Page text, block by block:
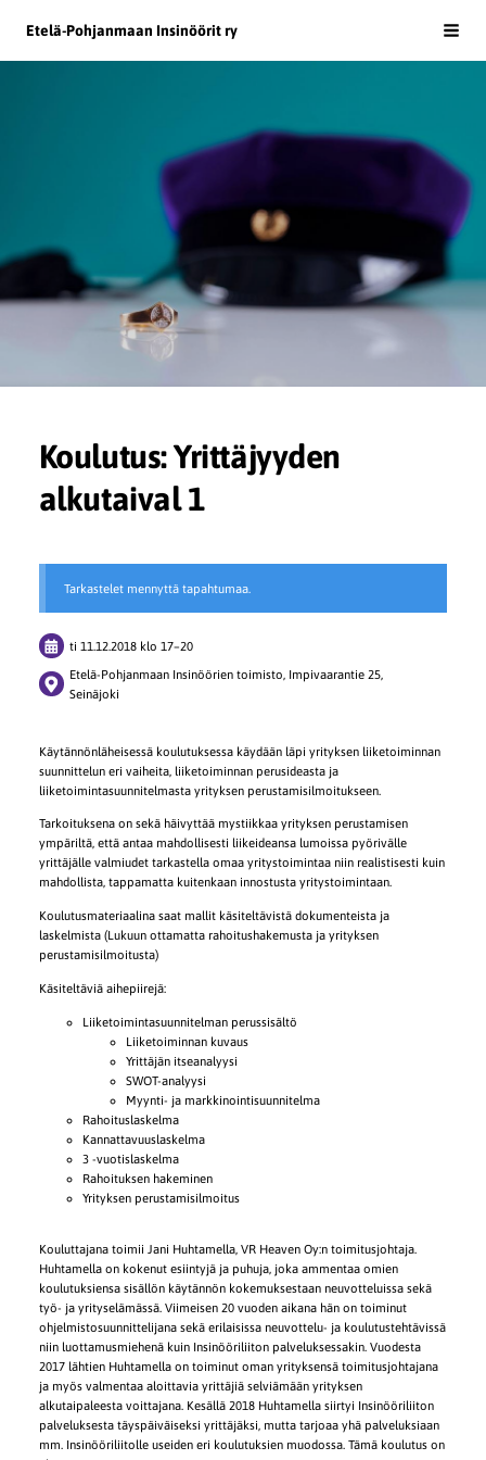
sivun
sisältöön
Etelä-Pohjanmaan Insinöörit ry
Koulutus: Yrittäjyyden
alkutaival 1
Tarkastelet mennyttä tapahtumaa.
ti 11.12.2018 klo 17–20
Etelä-Pohjanmaan Insinöörien toimisto, Impivaarantie 25,
Seinäjoki
Käytännönläheisessä koulutuksessa käydään läpi yrityksen liiketoiminnan
suunnittelun eri vaiheita, liiketoiminnan perusideasta ja
liiketoimintasuunnitelmasta yrityksen perustamisilmoitukseen.
Tarkoituksena on sekä häivyttää mystiikkaa yrityksen perustamisen
ympäriltä, että antaa mahdollisesti liikeideansa lumoissa pyörivälle
yrittäjälle valmiudet tarkastella omaa yritystoimintaa niin realistisesti kuin
mahdollista, tappamatta kuitenkaan innostusta yritystoimintaan.
Koulutusmateriaalina saat mallit käsiteltävistä dokumenteista ja
laskelmista (Lukuun ottamatta rahoitushakemusta ja yrityksen
perustamisilmoitusta)
Käsiteltäviä aihepiirejä:
Liiketoimintasuunnitelman perussisältö
Liiketoiminnan kuvaus
Yrittäjän itseanalyysi
SWOT-analyysi
Myynti- ja markkinointisuunnitelma
Rahoituslaskelma
Kannattavuuslaskelma
3 -vuotislaskelma
Rahoituksen hakeminen
Yrityksen perustamisilmoitus
Kouluttajana toimii Jani Huhtamella, VR Heaven Oy:n toimitusjohtaja.
Huhtamella on kokenut esiintyjä ja puhuja, joka ammentaa omien
koulutuksiensa sisällön käytännön kokemuksestaan neuvotteluissa sekä
työ- ja yrityselämässä. Viimeisen 20 vuoden aikana hän on toiminut
ohjelmistosuunnittelijana sekä erilaisissa neuvottelu- ja koulutustehtävissä
niin luottamusmiehenä kuin Insinööriliiton palveluksessakin. Vuodesta
2017 lähtien Huhtamella on toiminut oman yrityksensä toimitusjohtajana
ja myös valmentaa aloittavia yrittäjiä selviämään yrityksen
alkutaipaleesta voittajana. Kesällä 2018 Huhtamella siirtyi Insinööriliiton
palveluksesta täyspäiväiseksi yrittäjäksi, mutta tarjoaa yhä palveluksiaan
mm. Insinööriliitolle useiden eri koulutuksien muodossa. Tämä koulutus on